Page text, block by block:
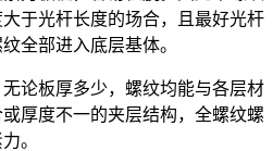
于光杆长度的场合，且最好光杆
全部进入底层基体。
板厚多少，螺纹均能与各层材
厚度不一的夹层结构，全螺纹螺
。